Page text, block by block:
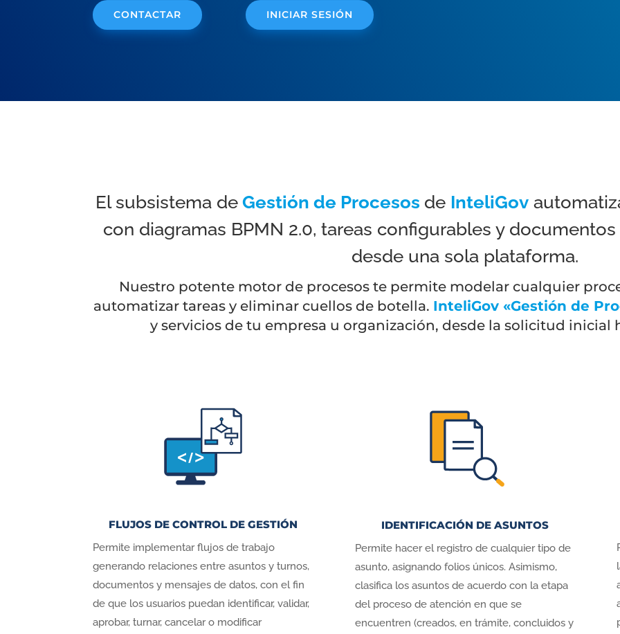
CONTACTAR INICIAR SESIÓN
El subsistema de Gestión de Procesos de InteliGov a
con diagramas BPMN 2.0, tareas configurables y
desde una sola plataforma.
Nuestro potente motor de procesos te permite modelar cualquier
automatizar tareas y eliminar cuellos de botella. InteliGov «Gestión de
y servicios de tu empresa u organización, desde la solicitud inicial
FLUJOS DE CONTROL DE GESTIÓN
Permite implementar flujos de trabajo
generando relaciones entre asuntos y turnos,
documentos y mensajes de datos, con el fin
de que los usuarios puedan identificar, validar,
aprobar, turnar, cancelar o modificar
IDENTIFICACIÓN DE ASUNTOS
Permite hacer el registro de cualquier tipo de
asunto, asignando folios únicos. Asimismo,
clasifica los asuntos de acuerdo con la etapa
del proceso de atención en que se
encuentren (creados, en trámite, concluidos y